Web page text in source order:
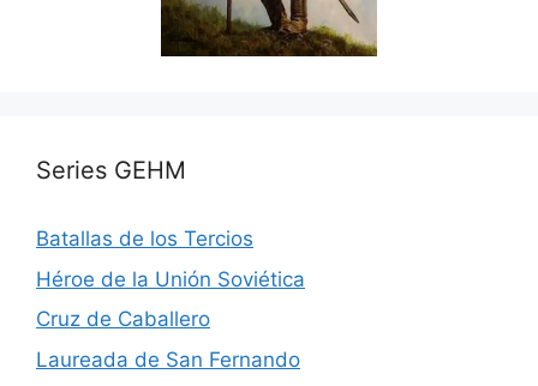
Series GEHM
Batallas de los Tercios
Héroe de la Unión Soviética
Cruz de Caballero
Laureada de San Fernando